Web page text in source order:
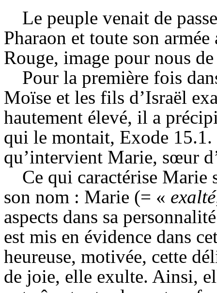
Le peuple venait de
Pharaon et toute son
Rouge, image pour nous
Pour la première fois
Moïse et les fils d’Israël
hautement élevé, il a
qui le montait, Exode 15.1.
qu’intervient Marie, sœur
Ce qui caractérise
son nom : Marie (= « exalté
aspects dans sa
est mis en évidence dans
heureuse, motivée, cette
de joie, elle exulte. Ainsi,